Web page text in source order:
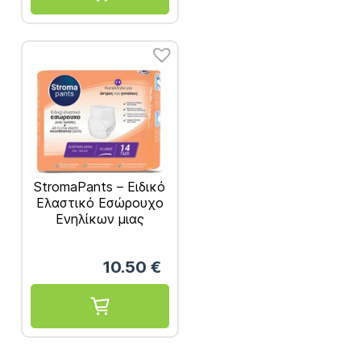
StromaPants – Ειδικό
Ελαστικό Εσώρουχο
Ενηλίκων μιας
10.50 €